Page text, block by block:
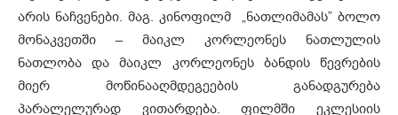
არის ნაჩვენები. მაგ. კინოფილმ „ნათლიმამას” ბოლო
მონაკვეთში – მაიკლ კორლეონეს ნათლულის
ნათლობა და მაიკლ კორლეონეს ბანდის წევრების
მიერ მოწინააღმდეგეების განადგურება
პარალელურად ვითარდება. ფილმში ეკლესიის